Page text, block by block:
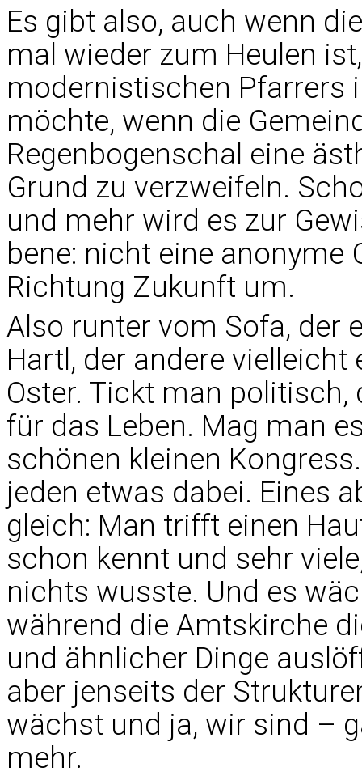
Es gibt also, auch wenn
mal wieder zum Heulen
modernistischen Pfarrers
möchte, wenn die
Regenbogenschal eine
Grund zu verzweifeln.
und mehr wird es zur
bene: nicht eine anonyme
Richtung Zukunft um.
Also runter vom Sofa, der
Hartl, der andere
Oster. Tickt man
für das Leben. Mag man
schönen kleinen
jeden etwas dabei. Eines
gleich: Man trifft einen
schon kennt und sehr
nichts wusste. Und es
während die Amtskirche
und ähnlicher Dinge
aber jenseits der
wächst und ja, wir sind –
mehr.